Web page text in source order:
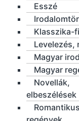
Esszé
Klasszika-
Levelezés,
Magyar
Magyar
Novellák,
elbeszélések